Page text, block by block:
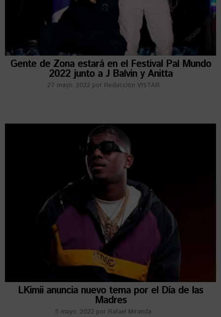
Gente de Zona estará en el Festival Pal Mundo
2022 junto a J Balvin y Anitta
27 mayo, 2022 por Redacción VISTAR
LKimii anuncia nuevo tema por el Día de las
Madres
5 mayo, 2022 por Rafael Miranda